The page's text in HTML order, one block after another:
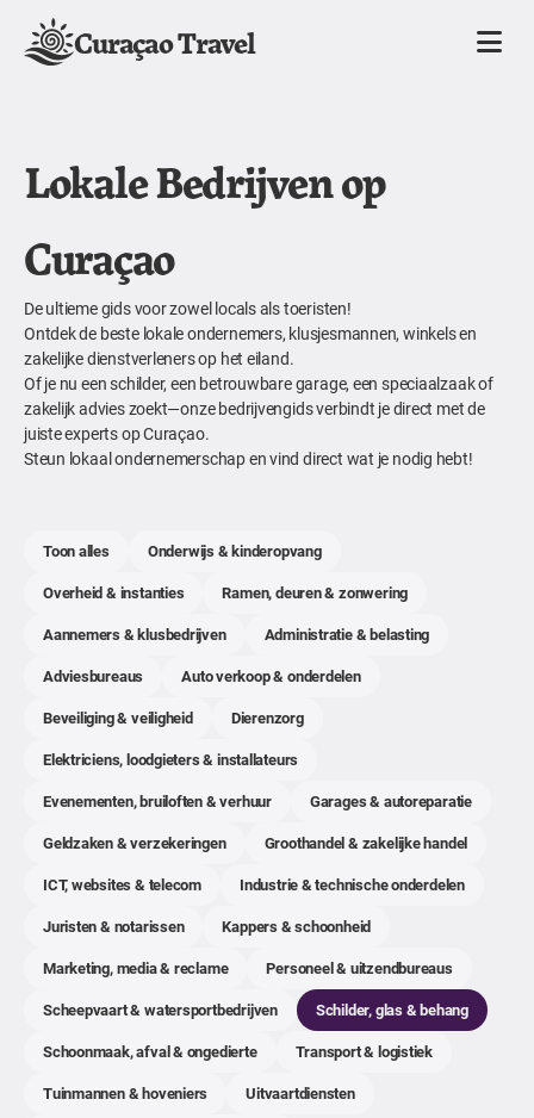
Curaçao Travel
Lokale Bedrijven op
Curaçao
De ultieme gids voor zowel locals als toeristen!
Ontdek de beste lokale ondernemers, klusjesmannen, winkels en
zakelijke dienstverleners op het eiland.
Of je nu een schilder, een betrouwbare garage, een speciaalzaak of
zakelijk advies zoekt—onze bedrijvengids verbindt je direct met de
juiste experts op Curaçao.
Steun lokaal ondernemerschap en vind direct wat je nodig hebt!
Toon alles
Onderwijs & kinderopvang
Overheid & instanties
Ramen, deuren & zonwering
Aannemers & klusbedrijven
Administratie & belasting
Adviesbureaus
Auto verkoop & onderdelen
Beveiliging & veiligheid
Dierenzorg
Elektriciens, loodgieters & installateurs
Evenementen, bruiloften & verhuur
Garages & autoreparatie
Geldzaken & verzekeringen
Groothandel & zakelijke handel
ICT, websites & telecom
Industrie & technische onderdelen
Juristen & notarissen
Kappers & schoonheid
Marketing, media & reclame
Personeel & uitzendbureaus
Scheepvaart & watersportbedrijven
Schilder, glas & behang
Schoonmaak, afval & ongedierte
Transport & logistiek
Tuinmannen & hoveniers
Uitvaartdiensten